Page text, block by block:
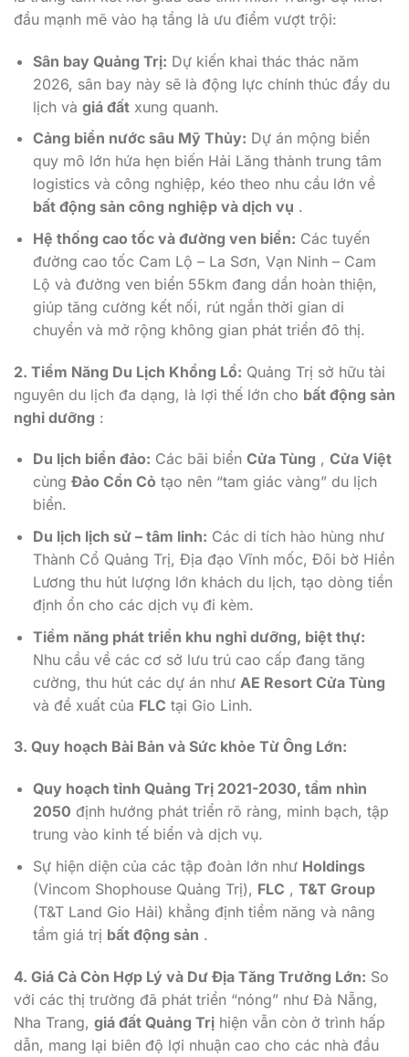
đầu mạnh mẽ vào hạ tầng là ưu điểm vượt trội:
Sân bay Quảng Trị: Dự kiến ​​khai thác thác năm
2026, sân bay này sẽ là động lực chính thúc đẩy du
lịch và giá đấtxung quanh.
Cảng biển nước sâu Mỹ Thủy: Dự án mộng biển
quy mô lớn hứa hẹn biến Hải Lăng thành trung tâm
logistics và công nghiệp, kéo theo nhu cầu lớn về
bất động sản công nghiệp và dịch vụ .
Hệ thống cao tốc và đường ven biển: Các tuyến
đường cao tốc Cam Lộ – La Sơn, Vạn Ninh – Cam
Lộ và đường ven biển 55km đang dần hoàn thiện,
giúp tăng cường kết nối, rút ​​ngắn thời gian di
chuyển và mở rộng không gian phát triển đô thị.
2. Tiềm Năng Du Lịch Khổng Lồ: Quảng Trị sở hữu tài
nguyên du lịch đa dạng, là lợi thế lớn cho bất động sản
nghỉ dưỡng :
Du lịch biển đảo: Các bãi biển Cửa Tùng , Cửa Việt
cùng Đảo Cồn Cỏ tạo nên “tam giác vàng” du lịch
biển.
Du lịch lịch sử – tâm linh: Các di tích hào hùng như
Thành Cổ Quảng Trị, Địa đạo Vĩnh mốc, Đôi bờ Hiền
Lương thu hút lượng lớn khách du lịch, tạo dòng tiền
định ổn cho các dịch vụ đi kèm.
Tiềm năng phát triển khu nghỉ dưỡng, biệt thự:
Nhu cầu về các cơ sở lưu trú cao cấp đang tăng
cường, thu hút các dự án như AE Resort Cửa Tùng
và đề xuất của FLC tại Gio Linh.
3. Quy hoạch Bài Bản và Sức khỏe Từ Ông Lớn:
Quy hoạch tỉnh Quảng Trị 2021-2030, tầm nhìn
2050 định hướng phát triển rõ ràng, minh bạch, tập
trung vào kinh tế biển và dịch vụ.
Sự hiện diện của các tập đoàn lớn như Holdings
(Vincom Shophouse Quảng Trị), FLC , T&T Group
(T&T Land Gio Hải) khẳng định tiềm năng và nâng
tầm giá trị bất động sản .
4. Giá Cả Còn Hợp Lý và Dư Địa Tăng Trưởng Lớn: So
với các thị trường đã phát triển “nóng” như Đà Nẵng,
Nha Trang, giá đất Quảng Trị hiện vẫn còn ở trình hấp
dẫn, mang lại biên độ lợi nhuận cao cho các nhà đầu